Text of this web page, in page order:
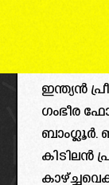
ഇന്ത്യൻ
ഗംഭീര
ബാംഗ്ലൂർ.
കിടിലൻ